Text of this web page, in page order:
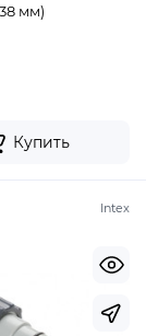
мм)
Купить
Intex